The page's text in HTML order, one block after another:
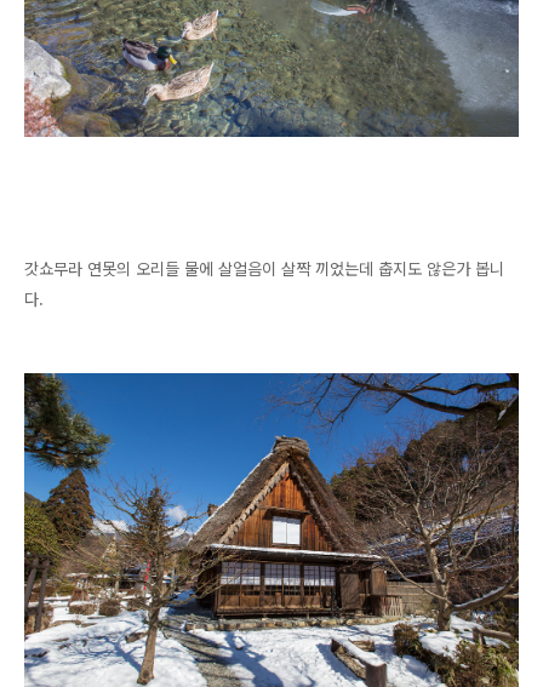
갓쇼무라 연못의 오리들 물에 살얼음이 살짝 끼었는데 춥지도 않은가 봅니
다.